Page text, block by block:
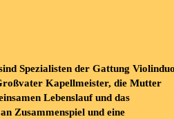
Spezialisten der Gattung Violinduo
Kapellmeister, die Mutter
Lebenslauf und das
an Zusammenspiel und eine